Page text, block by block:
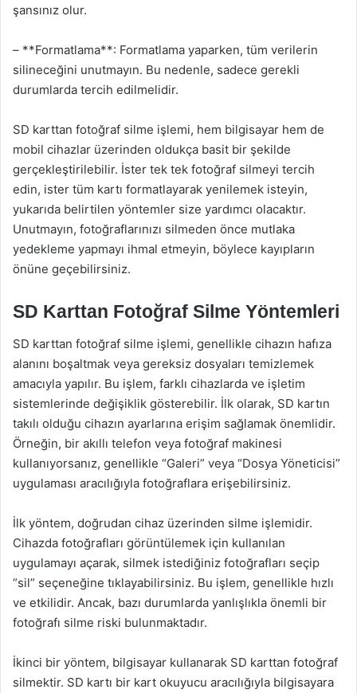
şansınız olur.
– **Formatlama**: Formatlama yaparken, tüm verilerin
silineceğini unutmayın. Bu nedenle, sadece gerekli
durumlarda tercih edilmelidir.
SD karttan fotoğraf silme işlemi, hem bilgisayar hem de
mobil cihazlar üzerinden oldukça basit bir şekilde
gerçekleştirilebilir. İster tek tek fotoğraf silmeyi tercih
edin, ister tüm kartı formatlayarak yenilemek isteyin,
yukarıda belirtilen yöntemler size yardımcı olacaktır.
Unutmayın, fotoğraflarınızı silmeden önce mutlaka
yedekleme yapmayı ihmal etmeyin, böylece kayıpların
önüne geçebilirsiniz.
SD Karttan Fotoğraf Silme Yöntemleri
SD karttan fotoğraf silme işlemi, genellikle cihazın hafıza
alanını boşaltmak veya gereksiz dosyaları temizlemek
amacıyla yapılır. Bu işlem, farklı cihazlarda ve işletim
sistemlerinde değişiklik gösterebilir. İlk olarak, SD kartın
takılı olduğu cihazın ayarlarına erişim sağlamak önemlidir.
Örneğin, bir akıllı telefon veya fotoğraf makinesi
kullanıyorsanız, genellikle “Galeri” veya “Dosya Yöneticisi”
uygulaması aracılığıyla fotoğraflara erişebilirsiniz.
İlk yöntem, doğrudan cihaz üzerinden silme işlemidir.
Cihazda fotoğrafları görüntülemek için kullanılan
uygulamayı açarak, silmek istediğiniz fotoğrafları seçip
“sil” seçeneğine tıklayabilirsiniz. Bu işlem, genellikle hızlı
ve etkilidir. Ancak, bazı durumlarda yanlışlıkla önemli bir
fotoğrafı silme riski bulunmaktadır.
İkinci bir yöntem, bilgisayar kullanarak SD karttan fotoğraf
silmektir. SD kartı bir kart okuyucu aracılığıyla bilgisayara